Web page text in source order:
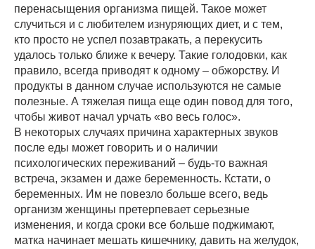
перенасыщения организма пищей. Такое может
случиться и с любителем изнуряющих диет, и с тем,
кто просто не успел позавтракать, а перекусить
удалось только ближе к вечеру. Такие голодовки, как
правило, всегда приводят к одному – обжорству. И
продукты в данном случае используются не самые
полезные. А тяжелая пища еще один повод для того,
чтобы живот начал урчать «во весь голос».
В некоторых случаях причина характерных звуков
после еды может говорить и о наличии
психологических переживаний – будь-то важная
встреча, экзамен и даже беременность. Кстати, о
беременных. Им не повезло больше всего, ведь
организм женщины претерпевает серьезные
изменения, и когда сроки все больше поджимают,
матка начинает мешать кишечнику, давить на желудок,